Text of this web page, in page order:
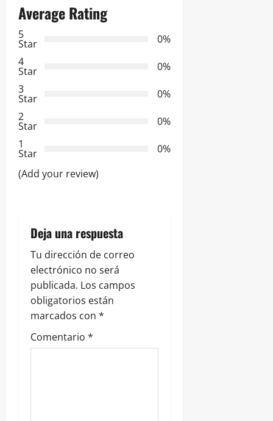
a
ó
n
d
e
e
t
r
a
d
a
Average Rating
5
Star
0%
4
Star
0%
3
Star
0%
2
Star
0%
1
Star
0%
(Add your review)
Deja una respuesta
Tu dirección de correo
electrónico no será
publicada. Los campos
obligatorios están
marcados con *
Comentario *